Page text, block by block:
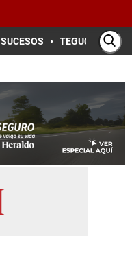
SUCESOS TEGUCIGALPA